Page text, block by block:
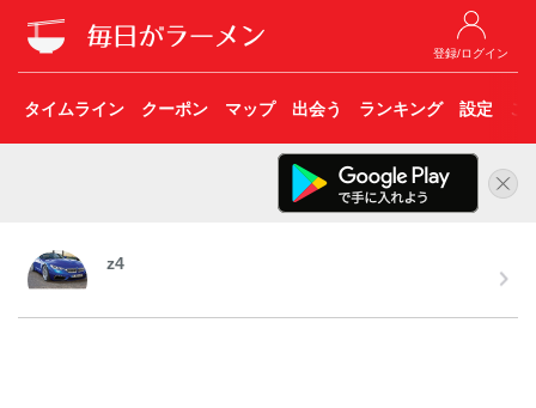
登録/ログイン
タイムライン クーポン マップ 出会う ランキング 設定 こ
z4